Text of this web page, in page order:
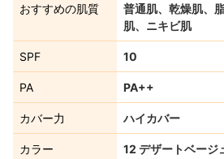
おすすめの肌質
普通肌、乾燥肌、
肌、ニキビ肌
SPF 10
PA PA++
カバー力 ハイカバー
カラー 12 デザートベージ